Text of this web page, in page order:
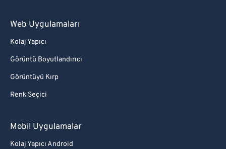
Web Uygulamaları
Kolaj Yapıcı
Görüntü Boyutlandırıcı
Görüntüyü Kırp
Renk Seçici
Mobil Uygulamalar
Kolaj Yapıcı Android